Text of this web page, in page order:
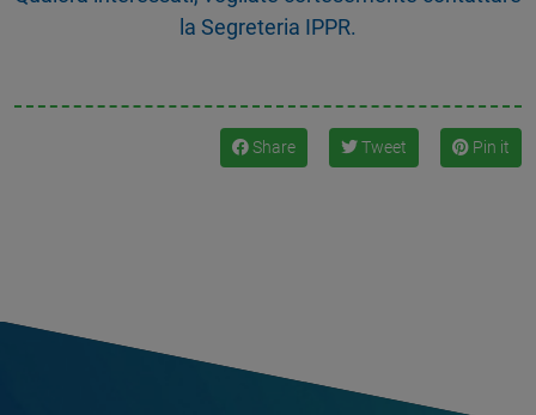
la Segreteria IPPR.
Share Tweet Pin it